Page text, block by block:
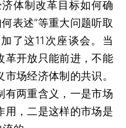
体制改革目标如何确
表述”等重大问题听取
了这11次座谈会。当
革开放只能前进，不能
场经济体制的共识。
有两重含义，一是市场
用，二是这样的市场是